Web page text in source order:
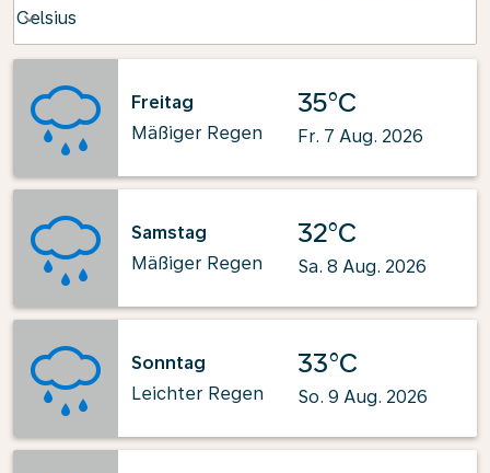
Celsius
keyboard_arrow_down
Freitag
Mäßiger Regen
35°C
Fr. 7 Aug. 2026
Samstag
Mäßiger Regen
32°C
Sa. 8 Aug. 2026
Sonntag
Leichter Regen
33°C
So. 9 Aug. 2026